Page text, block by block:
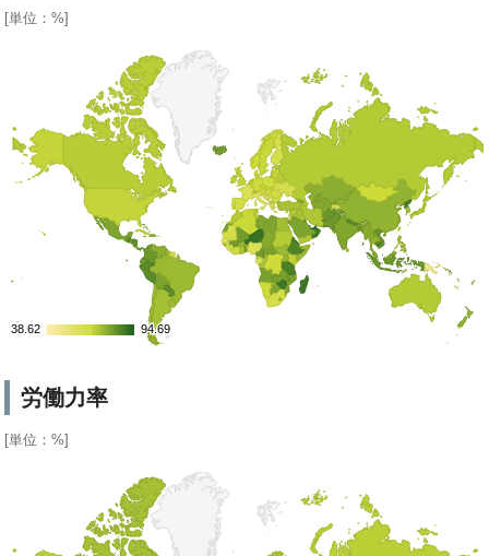
[単位：%]
38.62
38.62 94.69
94.69
労働力率
[単位：%]